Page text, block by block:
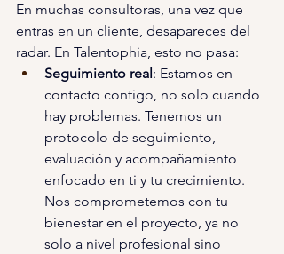
En muchas consultoras, una vez que
entras en un cliente, desapareces del
radar. En Talentophia, esto no pasa:
Seguimiento real : Estamos en
contacto contigo, no solo cuando
hay problemas. Tenemos un
protocolo de seguimiento,
evaluación y acompañamiento
enfocado en ti y tu crecimiento.
Nos comprometemos con tu
bienestar en el proyecto, ya no
solo a nivel profesional sino